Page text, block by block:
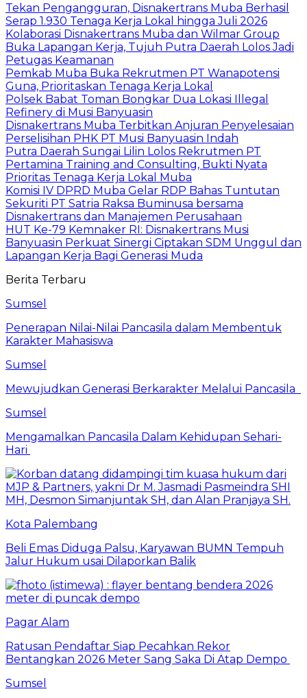
Tekan Pengangguran, Disnakertrans Muba Berhasil
Serap 1.930 Tenaga Kerja Lokal hingga Juli 2026
Kolaborasi Disnakertrans Muba dan Wilmar Group
Buka Lapangan Kerja, Tujuh Putra Daerah Lolos Jadi
Petugas Keamanan
Pemkab Muba Buka Rekrutmen PT Wanapotensi
Guna, Prioritaskan Tenaga Kerja Lokal
Polsek Babat Toman Bongkar Dua Lokasi Illegal
Refinery di Musi Banyuasin
Disnakertrans Muba Terbitkan Anjuran Penyelesaian
Perselisihan PHK PT Musi Banyuasin Indah
Putra Daerah Sungai Lilin Lolos Rekrutmen PT
Pertamina Training and Consulting, Bukti Nyata
Prioritas Tenaga Kerja Lokal Muba
Komisi IV DPRD Muba Gelar RDP Bahas Tuntutan
Sekuriti PT Satria Raksa Buminusa bersama
Disnakertrans dan Manajemen Perusahaan
HUT Ke-79 Kemnaker RI: Disnakertrans Musi
Banyuasin Perkuat Sinergi Ciptakan SDM Unggul dan
Lapangan Kerja Bagi Generasi Muda
Berita Terbaru
Sumsel
Penerapan Nilai-Nilai Pancasila dalam Membentuk
Karakter Mahasiswa
Sumsel
Mewujudkan Generasi Berkarakter Melalui Pancasila
Sumsel
Mengamalkan Pancasila Dalam Kehidupan Sehari-
Hari
Kota Palembang
Beli Emas Diduga Palsu, Karyawan BUMN Tempuh
Jalur Hukum usai Dilaporkan Balik
Pagar Alam
Ratusan Pendaftar Siap Pecahkan Rekor
Bentangkan 2026 Meter Sang Saka Di Atap Dempo
Sumsel